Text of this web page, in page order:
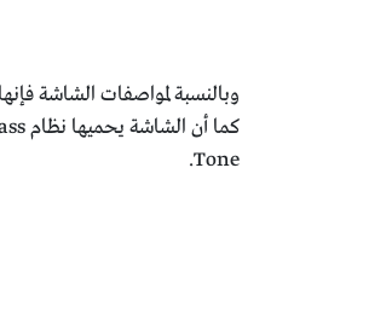
Tone.